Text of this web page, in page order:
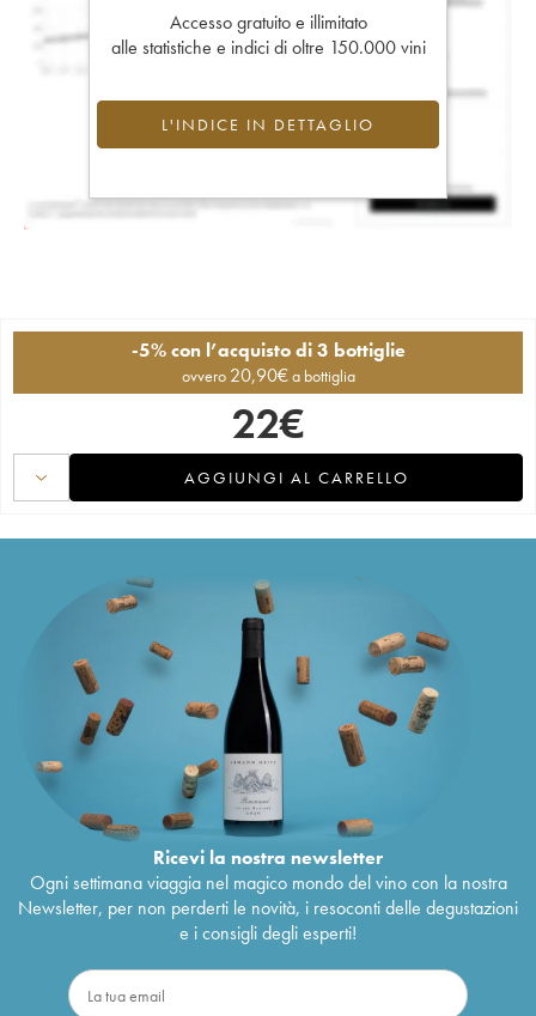
Accesso gratuito e illimitato
alle statistiche e indici di oltre 150.000 vini
L'INDICE IN DETTAGLIO
-5% con l’acquisto di 3 bottiglie
ovvero 20,90€a bottiglia
22€
AGGIUNGI AL CARRELLO
Ricevi la nostra newsletter
Ogni settimana viaggia nel magico mondo del vino con la nostra
Newsletter, per non perderti le novità, i resoconti delle degustazioni
e i consigli degli esperti!